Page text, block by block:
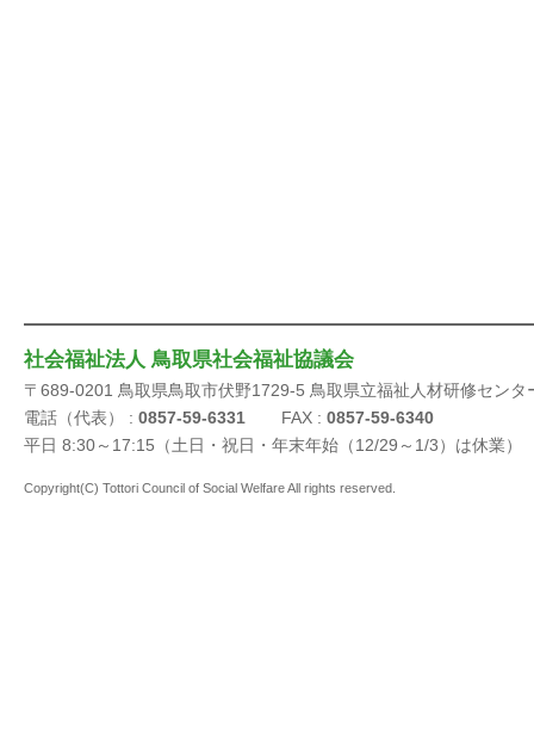
社会福祉法人 鳥取県社会福祉協議会
〒689-0201 鳥取県鳥取市伏野1729-5 鳥取県立福祉人材研修センタ
電話（代表） : 0857-59-6331 FAX : 0857-59-6340
平日 8:30～17:15（土日・祝日・年末年始（12/29～1/3）は休業）
Copyright(C) Tottori Council of Social Welfare All rights reserved.